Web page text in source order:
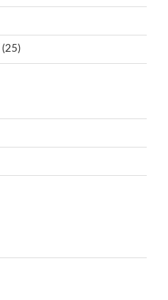
(25)